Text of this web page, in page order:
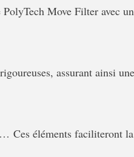
Move Filter avec
assurant ainsi
Ces éléments faciliteront